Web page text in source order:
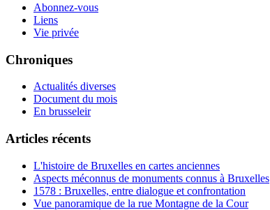
Abonnez-vous
Liens
Vie privée
Chroniques
Actualités diverses
Document du mois
En brusseleir
Articles récents
L'histoire de Bruxelles en cartes anciennes
Aspects méconnus de monuments connus à Bruxelles
1578 : Bruxelles, entre dialogue et confrontation
Vue panoramique de la rue Montagne de la Cour